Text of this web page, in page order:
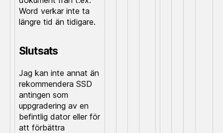
Word verkar inte ta
längre tid än tidigare.
Slutsats
Jag kan inte annat än
rekommendera SSD
antingen som
uppgradering av en
befintlig dator eller för
att förbättra